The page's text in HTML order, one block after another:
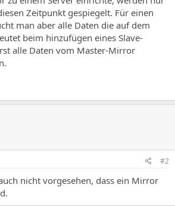
Zeitpunkt gespiegelt. Für einen
man aber alle Daten die auf dem
beim hinzufügen eines Slave-
alle Daten vom Master-Mirror
#2
nicht vorgesehen, dass ein Mirror